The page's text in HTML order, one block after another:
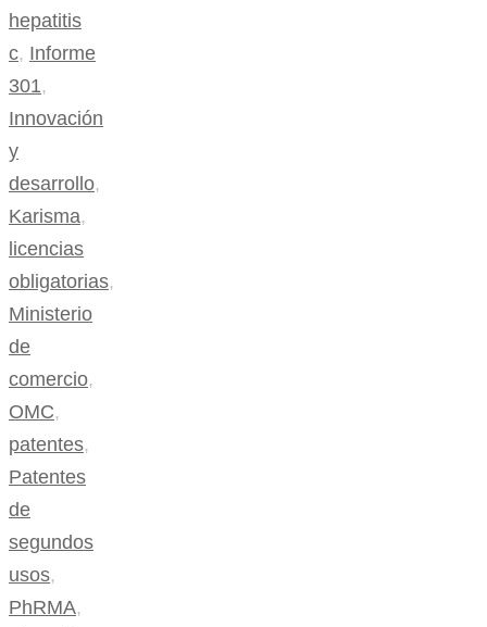
hepatitis
c, Informe
301,
Innovación
y
desarrollo,
Karisma,
licencias
obligatorias,
Ministerio
de
comercio,
OMC,
patentes,
Patentes
de
segundos
usos,
PhRMA,